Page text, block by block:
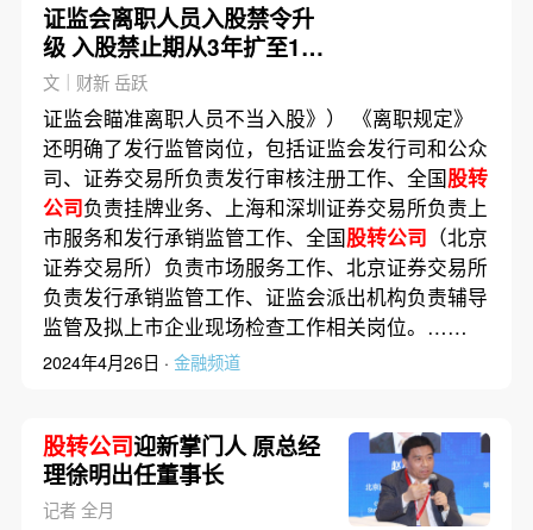
证监会离职人员入股禁令升
级 入股禁止期从3年扩至10
年、直系亲属入围
文｜财新 岳跃
证监会瞄准离职人员不当入股》） 《离职规定》
还明确了发行监管岗位，包括证监会发行司和公众
司、证券交易所负责发行审核注册工作、全国股转
公司负责挂牌业务、上海和深圳证券交易所负责上
市服务和发行承销监管工作、全国股转公司 （北京
证券交易所）负责市场服务工作、北京证券交易所
负责发行承销监管工作、证监会派出机构负责辅导
监管及拟上市企业现场检查工作相关岗位。……
2024年4月26日 · 金融频道
股转公司迎新掌门人 原总经
理徐明出任董事长
记者 全月